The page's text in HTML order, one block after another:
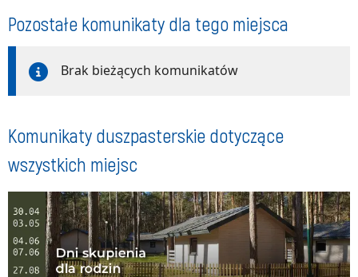
Pozostałe komunikaty dla tego miejsca
Brak bieżących komunikatów
Komunikaty duszpasterskie dotyczące
wszystkich miejsc